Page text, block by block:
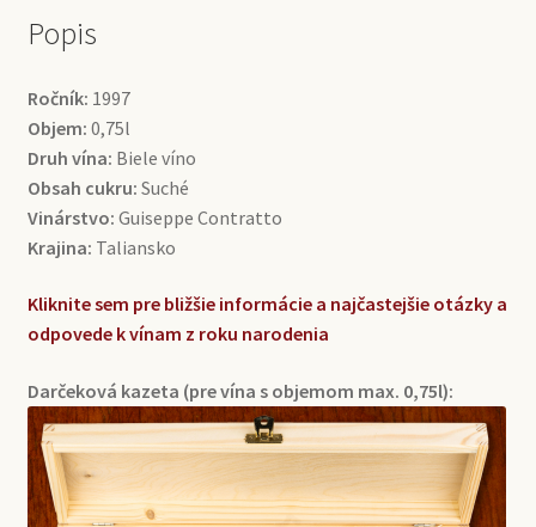
Popis
Ročník: 1997
Objem: 0,75l
Druh vína: Biele víno
Obsah cukru: Suché
Vinárstvo: Guiseppe Contratto
Krajina: Taliansko
Kliknite sem pre bližšie informácie a najčastejšie otázky a
odpovede k vínam z roku narodenia
Darčeková kazeta (pre vína s objemom max. 0,75l):